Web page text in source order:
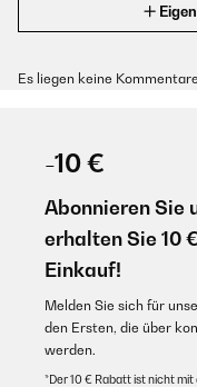
Es liegen keine
-10 €
Abonnieren Sie
erhalten Sie 10
Einkauf!
Melden Sie sich für
den Ersten, die über
werden.
*Der 10 € Rabatt ist nicht